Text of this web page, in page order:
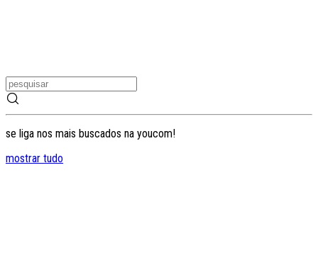
se liga nos mais buscados na youcom!
mostrar tudo